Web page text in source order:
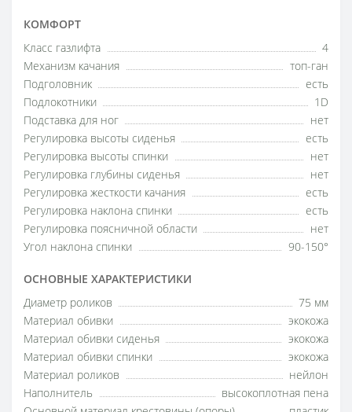
КОМФОРТ
Класс газлифта
4
Механизм качания
топ-ган
Подголовник
есть
Подлокотники
1D
Подставка для ног
нет
Регулировка высоты сиденья
есть
Регулировка высоты спинки
нет
Регулировка глубины сиденья
нет
Регулировка жесткости качания
есть
Регулировка наклона спинки
есть
Регулировка поясничной области
нет
Угол наклона спинки
90-150°
ОСНОВНЫЕ ХАРАКТЕРИСТИКИ
Диаметр роликов
75 мм
Материал обивки
экокожа
Материал обивки сиденья
экокожа
Материал обивки спинки
экокожа
Материал роликов
нейлон
Наполнитель
высокоплотная пена